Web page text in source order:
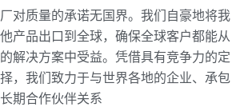
对质量的承诺无国界。我们自豪地将我
产品出口到全球，确保全球客户都能从
解决方案中受益。凭借具有竞争力的定
，我们致力于与世界各地的企业、承包
期合作伙伴关系